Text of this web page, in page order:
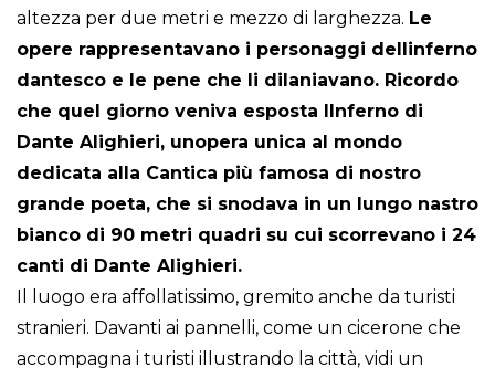
altezza per due metri e mezzo di larghezza. Le
opere rappresentavano i personaggi dellinferno
dantesco e le pene che li dilaniavano. Ricordo
che quel giorno veniva esposta lInferno di
Dante Alighieri, unopera unica al mondo
dedicata alla Cantica più famosa di nostro
grande poeta, che si snodava in un lungo nastro
bianco di 90 metri quadri su cui scorrevano i 24
canti di Dante Alighieri.
Il luogo era affollatissimo, gremito anche da turisti
stranieri. Davanti ai pannelli, come un cicerone che
accompagna i turisti illustrando la città, vidi un